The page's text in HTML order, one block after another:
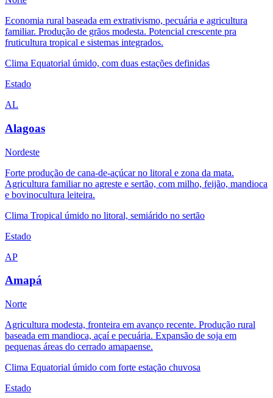
Economia rural baseada em extrativismo, pecuária e agricultura
familiar. Produção de grãos modesta. Potencial crescente pra
fruticultura tropical e sistemas integrados.
Clima Equatorial úmido, com duas estações definidas
Estado
AL
Alagoas
Nordeste
Forte produção de cana-de-açúcar no litoral e zona da mata.
Agricultura familiar no agreste e sertão, com milho, feijão, mandioca
e bovinocultura leiteira.
Clima Tropical úmido no litoral, semiárido no sertão
Estado
AP
Amapá
Norte
Agricultura modesta, fronteira em avanço recente. Produção rural
baseada em mandioca, açaí e pecuária. Expansão de soja em
pequenas áreas do cerrado amapaense.
Clima Equatorial úmido com forte estação chuvosa
Estado